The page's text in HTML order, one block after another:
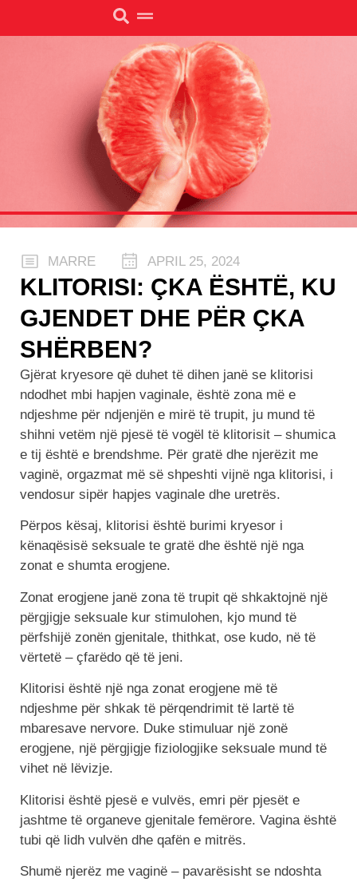
MARRE APRIL 25, 2024
KLITORISI: ÇKA ËSHTË, KU
GJENDET DHE PËR ÇKA
SHËRBEN?
Gjërat kryesore që duhet të dihen janë se klitorisi
ndodhet mbi hapjen vaginale, është zona më e
ndjeshme për ndjenjën e mirë të trupit, ju mund të
shihni vetëm një pjesë të vogël të klitorisit – shumica
e tij është e brendshme. Për gratë dhe njerëzit me
vaginë, orgazmat më së shpeshti vijnë nga klitorisi, i
vendosur sipër hapjes vaginale dhe uretrës.
Përpos kësaj, klitorisi është burimi kryesor i
kënaqësisë seksuale te gratë dhe është një nga
zonat e shumta erogjene.
Zonat erogjene janë zona të trupit që shkaktojnë një
përgjigje seksuale kur stimulohen, kjo mund të
përfshijë zonën gjenitale, thithkat, ose kudo, në të
vërtetë – çfarëdo që të jeni.
Klitorisi është një nga zonat erogjene më të
ndjeshme për shkak të përqendrimit të lartë të
mbaresave nervore. Duke stimuluar një zonë
erogjene, një përgjigje fiziologjike seksuale mund të
vihet në lëvizje.
Klitorisi është pjesë e vulvës, emri për pjesët e
jashtme të organeve gjenitale femërore. Vagina është
tubi që lidh vulvën dhe qafën e mitrës.
Shumë njerëz me vaginë – pavarësisht se ndoshta